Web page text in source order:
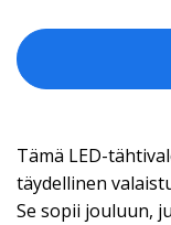
Tämä LED-
täydellinen
Se sopii jouluun,